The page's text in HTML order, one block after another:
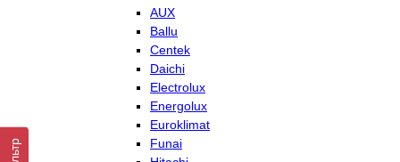
AUX
Ballu
Centek
Daichi
Electrolux
Energolux
Euroklimat
Funai